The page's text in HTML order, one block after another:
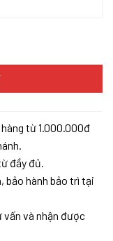
từ 1.000.000đ
đầy đủ.
bảo hành bảo trì tại
và nhận được